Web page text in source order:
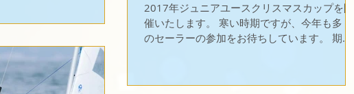
始される。 詳しくは
2017年ジュニアユースクリスマスカップを開
催いたします。 寒い時期ですが、今年も多く
のセーラーの参加をお待ちしています。 期
ットハーバー沖) 競技種目： ...